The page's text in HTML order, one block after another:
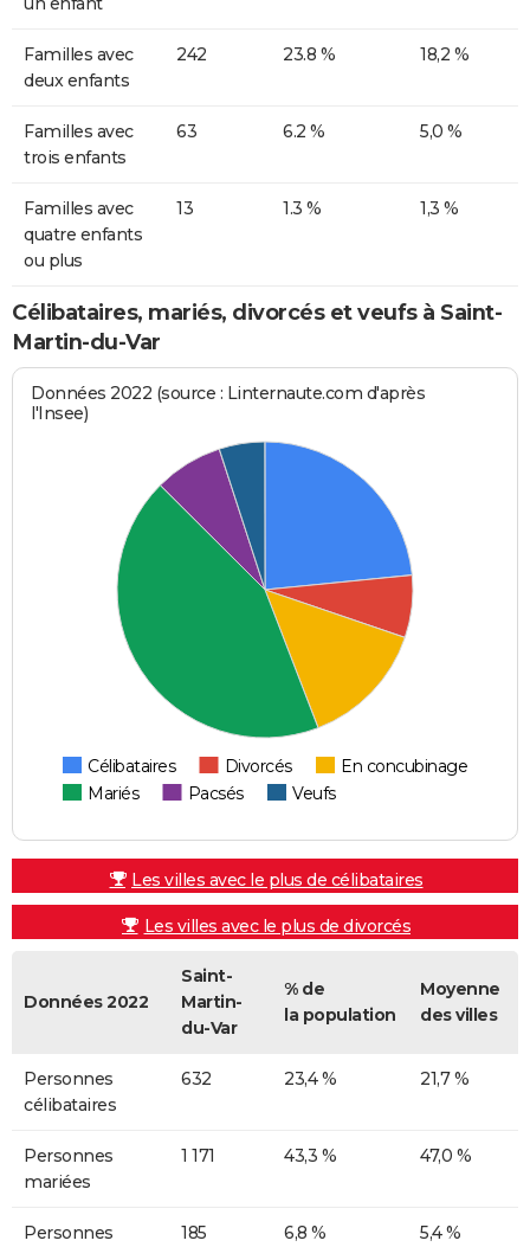
Familles avec
deux enfants
242 23.8 % 18,2 %
Familles avec
trois enfants
63 6.2 % 5,0 %
Familles avec
quatre enfants
ou plus
13 1.3 % 1,3 %
Célibataires, mariés, divorcés et veufs à Saint-
Martin-du-Var
Données 2022 (source : Linternaute.com d'après
l'Insee)
Célibataires Divorcés
En concubinage
Mariés
Pacsés Veufs
Les villes avec le plus de célibataires
Les villes avec le plus de divorcés
Données 2022
Saint-
Martin-
du-Var
% de
la population
Moyenne
des villes
Personnes
célibataires
632 23,4 % 21,7 %
Personnes
mariées
1 171 43,3 % 47,0 %
Personnes
185 6,8 % 5,4 %